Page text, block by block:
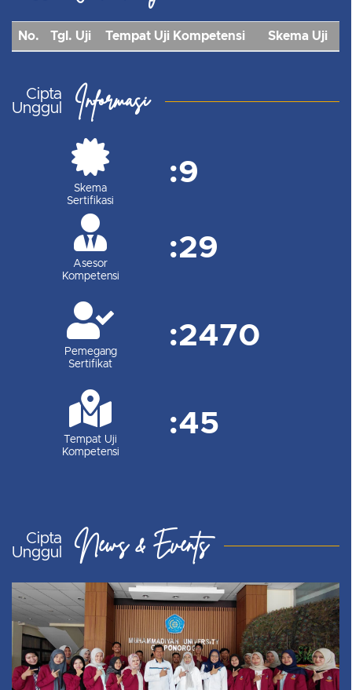
No. Tgl. Uji Tempat Uji Kompetensi Skema Uji
Cipta
Unggul
Informasi
Skema
Sertifikasi
:9
Asesor
Kompetensi
:29
Pemegang
Sertifikat
:2470
Tempat Uji
Kompetensi
:45
Cipta
Unggul
News & Events